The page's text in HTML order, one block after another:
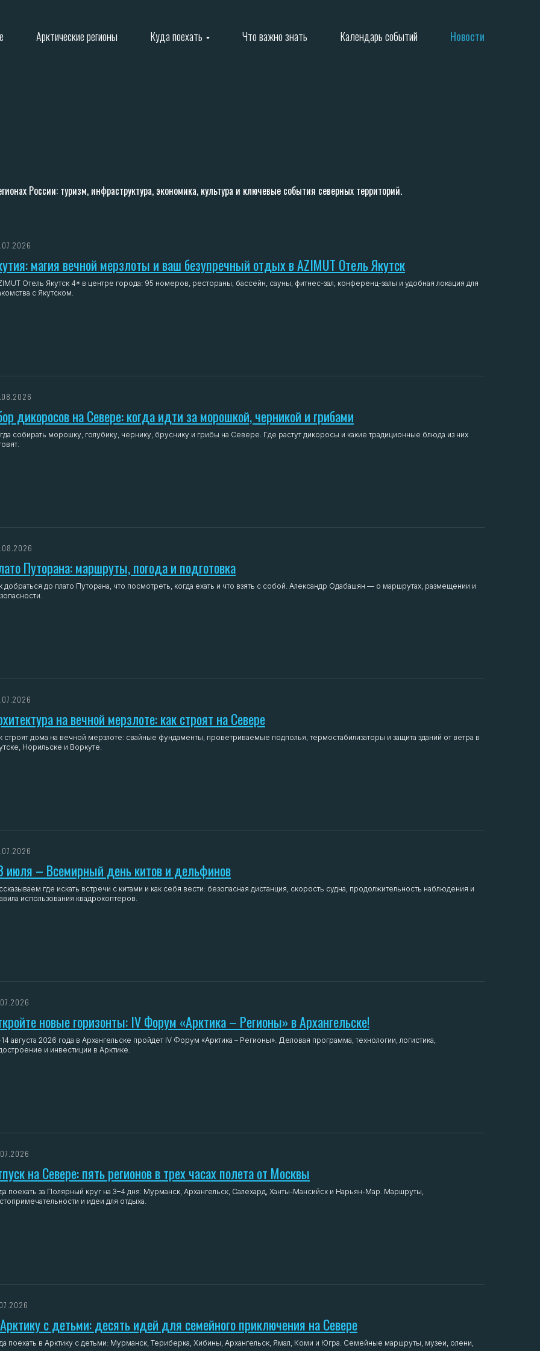
Арктические регионы Куда поехать Что важно знать Календарь событий Новости
России: туризм, инфраструктура, экономика, культура и ключевые события северных территорий.
магия вечной мерзлоты и ваш безупречный отдых в AZIMUT Отель Якутск
Отель Якутск 4* в центре города: 95 номеров, рестораны, бассейн, сауны, фитнес-зал, конференц-залы и удобная локация для
с Якутском.
дикоросов на Севере: когда идти за морошкой, черникой и грибами
собирать морошку, голубику, чернику, бруснику и грибы на Севере. Где растут дикоросы и какие традиционные блюда из них
Путорана: маршруты, погода и подготовка
добраться до плато Путорана, что посмотреть, когда ехать и что взять с собой. Александр Одабашян — о маршрутах, размещении и
на вечной мерзлоте: как строят на Севере
строят дома на вечной мерзлоте: свайные фундаменты, проветриваемые подполья, термостабилизаторы и защита зданий от ветра в
Норильске и Воркуте.
июля – Всемирный день китов и дельфинов
где искать встречи с китами и как себя вести: безопасная дистанция, скорость судна, продолжительность наблюдения и
использования квадрокоптеров.
новые горизонты: IV Форум «Арктика – Регионы» в Архангельске!
августа 2026 года в Архангельске пройдет IV Форум «Арктика – Регионы». Деловая программа, технологии, логистика,
и инвестиции в Арктике.
на Севере: пять регионов в трех часах полета от Москвы
поехать за Полярный круг на 3–4 дня: Мурманск, Архангельск, Салехард, Ханты-Мансийск и Нарьян-Мар. Маршруты,
и идеи для отдыха.
с детьми: десять идей для семейного приключения на Севере
поехать в Арктику с детьми: Мурманск, Териберка, Хибины, Архангельск, Ямал, Коми и Югра. Семейные маршруты, музеи, олени,